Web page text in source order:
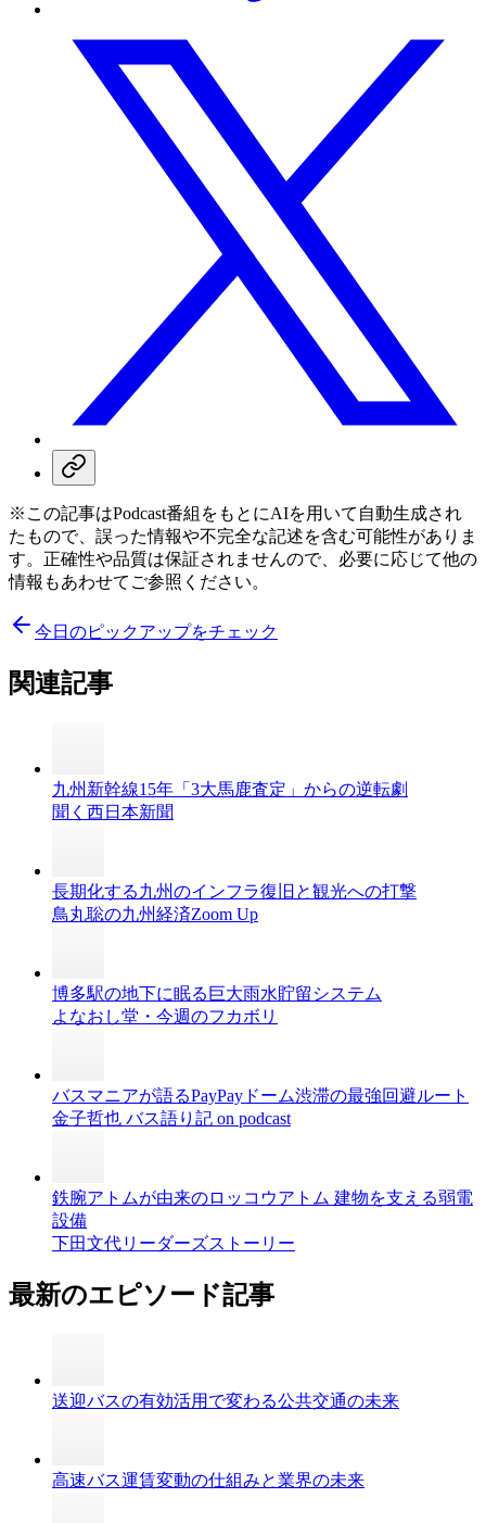
※この記事はPodcast番組をもとにAIを用いて自動生成され
たもので、誤った情報や不完全な記述を含む可能性がありま
す。正確性や品質は保証されませんので、必要に応じて他の
情報もあわせてご参照ください。
今日のピックアップをチェック
関連記事
九州新幹線15年「3大馬鹿査定」からの逆転劇
聞く西日本新聞
長期化する九州のインフラ復旧と観光への打撃
鳥丸聡の九州経済Zoom Up
博多駅の地下に眠る巨大雨水貯留システム
よなおし堂・今週のフカボリ
バスマニアが語るPayPayドーム渋滞の最強回避ルート
金子哲也 バス語り記 on podcast
鉄腕アトムが由来のロッコウアトム 建物を支える弱電
設備
下田文代リーダーズストーリー
最新のエピソード記事
送迎バスの有効活用で変わる公共交通の未来
高速バス運賃変動の仕組みと業界の未来